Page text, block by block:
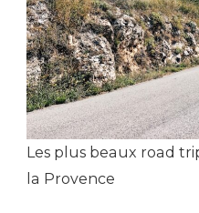
Les plus beaux road
la Provence